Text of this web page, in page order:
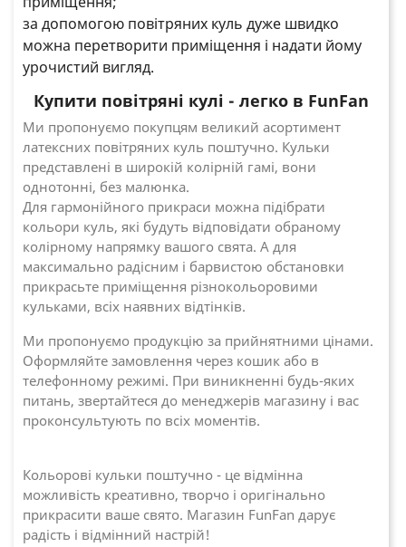
за допомогою повітряних куль дуже швидко
можна перетворити приміщення і надати йому
урочистий вигляд.
Купити повітряні кулі - легко в FunFan
Ми пропонуємо покупцям великий асортимент
латексних повітряних куль поштучно. Кульки
представлені в широкій колірній гамі, вони
однотонні, без малюнка.
Для гармонійного прикраси можна підібрати
кольори куль, які будуть відповідати обраному
колірному напрямку вашого свята. А для
максимально радісним і барвистою обстановки
прикрасьте приміщення різнокольоровими
кульками, всіх наявних відтінків.
Ми пропонуємо продукцію за прийнятними цінами.
Оформляйте замовлення через кошик або в
телефонному режимі. При виникненні будь-яких
питань, звертайтеся до менеджерів магазину і вас
проконсультують по всіх моментів.
Кольорові кульки поштучно - це відмінна
можливість креативно, творчо і оригінально
прикрасити ваше свято. Магазин FunFan дарує
радість і відмінний настрій!